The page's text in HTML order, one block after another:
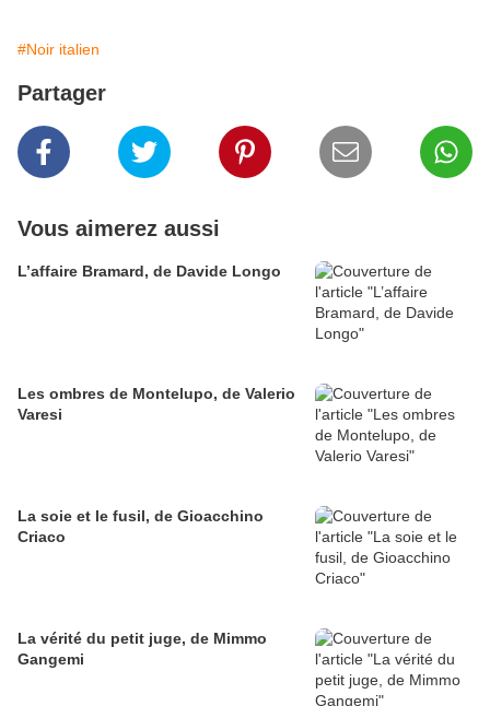
#Noir italien
Partager
Vous aimerez aussi
L’affaire Bramard, de Davide Longo
Les ombres de Montelupo, de Valerio
Varesi
La soie et le fusil, de Gioacchino
Criaco
La vérité du petit juge, de Mimmo
Gangemi